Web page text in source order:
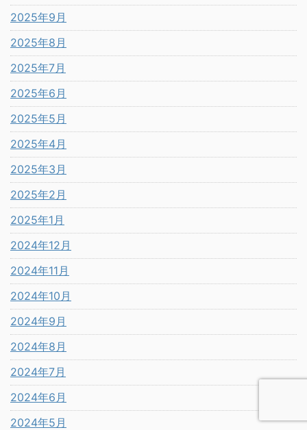
2025年9月
2025年8月
2025年7月
2025年6月
2025年5月
2025年4月
2025年3月
2025年2月
2025年1月
2024年12月
2024年11月
2024年10月
2024年9月
2024年8月
2024年7月
2024年6月
2024年5月